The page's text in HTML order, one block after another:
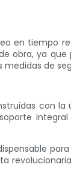
en tiempo
obra, ya que
de
con